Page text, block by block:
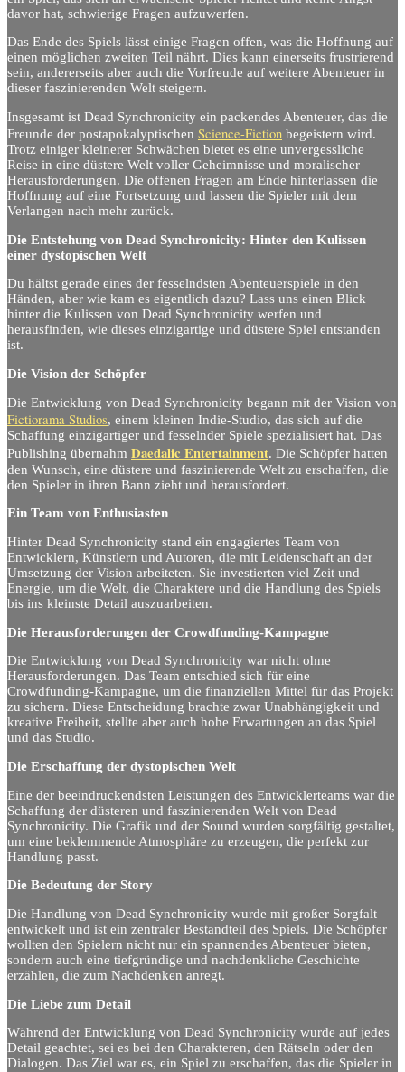
davor hat, schwierige Fragen aufzuwerfen.
Das Ende des Spiels lässt einige Fragen offen, was die Hoffnung auf
einen möglichen zweiten Teil nährt. Dies kann einerseits frustrierend
sein, andererseits aber auch die Vorfreude auf weitere Abenteuer in
dieser faszinierenden Welt steigern.
Insgesamt ist Dead Synchronicity ein packendes Abenteuer, das die
Freunde der postapokalyptischen Science-Fiction begeistern wird.
Trotz einiger kleinerer Schwächen bietet es eine unvergessliche
Reise in eine düstere Welt voller Geheimnisse und moralischer
Herausforderungen. Die offenen Fragen am Ende hinterlassen die
Hoffnung auf eine Fortsetzung und lassen die Spieler mit dem
Verlangen nach mehr zurück.
Die Entstehung von Dead Synchronicity: Hinter den Kulissen
einer dystopischen Welt
Du hältst gerade eines der fesselndsten Abenteuerspiele in den
Händen, aber wie kam es eigentlich dazu? Lass uns einen Blick
hinter die Kulissen von Dead Synchronicity werfen und
herausfinden, wie dieses einzigartige und düstere Spiel entstanden
ist.
Die Vision der Schöpfer
Die Entwicklung von Dead Synchronicity begann mit der Vision von
Fictiorama Studios, einem kleinen Indie-Studio, das sich auf die
Schaffung einzigartiger und fesselnder Spiele spezialisiert hat. Das
Publishing übernahm Daedalic Entertainment. Die Schöpfer hatten
den Wunsch, eine düstere und faszinierende Welt zu erschaffen, die
den Spieler in ihren Bann zieht und herausfordert.
Ein Team von Enthusiasten
Hinter Dead Synchronicity stand ein engagiertes Team von
Entwicklern, Künstlern und Autoren, die mit Leidenschaft an der
Umsetzung der Vision arbeiteten. Sie investierten viel Zeit und
Energie, um die Welt, die Charaktere und die Handlung des Spiels
bis ins kleinste Detail auszuarbeiten.
Die Herausforderungen der Crowdfunding-Kampagne
Die Entwicklung von Dead Synchronicity war nicht ohne
Herausforderungen. Das Team entschied sich für eine
Crowdfunding-Kampagne, um die finanziellen Mittel für das Projekt
zu sichern. Diese Entscheidung brachte zwar Unabhängigkeit und
kreative Freiheit, stellte aber auch hohe Erwartungen an das Spiel
und das Studio.
Die Erschaffung der dystopischen Welt
Eine der beeindruckendsten Leistungen des Entwicklerteams war die
Schaffung der düsteren und faszinierenden Welt von Dead
Synchronicity. Die Grafik und der Sound wurden sorgfältig gestaltet,
um eine beklemmende Atmosphäre zu erzeugen, die perfekt zur
Handlung passt.
Die Bedeutung der Story
Die Handlung von Dead Synchronicity wurde mit großer Sorgfalt
entwickelt und ist ein zentraler Bestandteil des Spiels. Die Schöpfer
wollten den Spielern nicht nur ein spannendes Abenteuer bieten,
sondern auch eine tiefgründige und nachdenkliche Geschichte
erzählen, die zum Nachdenken anregt.
Die Liebe zum Detail
Während der Entwicklung von Dead Synchronicity wurde auf jedes
Detail geachtet, sei es bei den Charakteren, den Rätseln oder den
Dialogen. Das Ziel war es, ein Spiel zu erschaffen, das die Spieler in